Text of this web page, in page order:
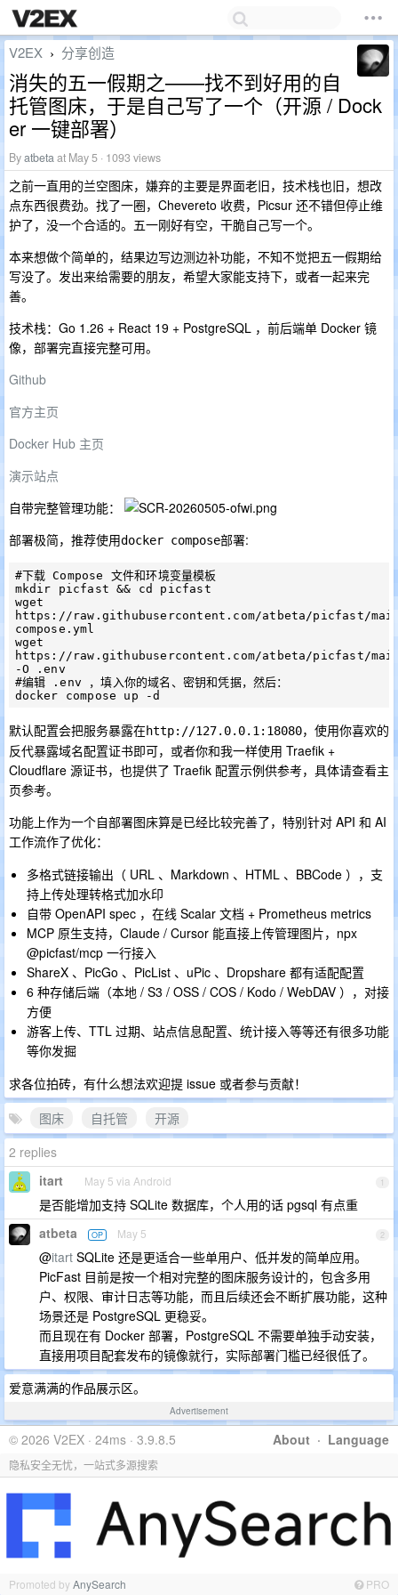
V2EX › 分享创造
消失的五一假期之——找不到好用的自
托管图床，于是自己写了一个（开源 / Dock
er 一键部署）
Byatbetaat May 5 · 1093 views
之前一直用的兰空图床，嫌弃的主要是界面老旧，技术栈也旧，想改
点东西很费劲。找了一圈，Chevereto 收费，Picsur 还不错但停止维
护了，没一个合适的。五一刚好有空，干脆自己写一个。
本来想做个简单的，结果边写边测边补功能，不知不觉把五一假期给
写没了。发出来给需要的朋友，希望大家能支持下，或者一起来完
善。
技术栈：Go 1.26 + React 19 + PostgreSQL ，前后端单 Docker 镜
像，部署完直接完整可用。
Github
官方主页
Docker Hub 主页
演示站点
自带完整管理功能：
部署极简，推荐使用docker compose部署:
#下载 Compose 文件和环境变量模板
mkdir picfast && cd picfast
wget
https://raw.githubusercontent.com/atbeta/picfast/
compose.yml
wget
https://raw.githubusercontent.com/atbeta/picfast/
-O .env
#编辑 .env ，填入你的域名、密钥和凭据，然后：
默认配置会把服务暴露在http://127.0.0.1:18080，使用你喜欢的
反代暴露域名配置证书即可，或者你和我一样使用 Traefik +
Cloudflare 源证书，也提供了 Traefik 配置示例供参考，具体请查看主
页参考。
功能上作为一个自部署图床算是已经比较完善了，特别针对 API 和 AI
工作流作了优化：
多格式链接输出（ URL 、Markdown 、HTML 、BBCode ），支
持上传处理转格式加水印
自带 OpenAPI spec ，在线 Scalar 文档 + Prometheus metrics
MCP 原生支持，Claude / Cursor 能直接上传管理图片，npx
@picfast/mcp 一行接入
ShareX 、PicGo 、PicList 、uPic 、Dropshare 都有适配配置
6 种存储后端（本地 / S3 / OSS / COS / Kodo / WebDAV ），对接
方便
游客上传、TTL 过期、站点信息配置、统计接入等等还有很多功能
等你发掘
求各位拍砖，有什么想法欢迎提 issue 或者参与贡献！
图床
自托管
开源
2 replies
1
itart May 5 via Android
是否能增加支持 SQLite 数据库，个人用的话 pgsql 有点重
2
atbeta OP May 5
@itart SQLite 还是更适合一些单用户、低并发的简单应用。
PicFast 目前是按一个相对完整的图床服务设计的，包含多用
户、权限、审计日志等功能，而且后续还会不断扩展功能，这种
场景还是 PostgreSQL 更稳妥。
而且现在有 Docker 部署，PostgreSQL 不需要单独手动安装，
直接用项目配套发布的镜像就行，实际部署门槛已经很低了。
爱意满满的作品展示区。
Advertisement
About · Language
© 2026 V2EX · 24ms · 3.9.8.5
隐私安全无忧，一站式多源搜索
Promoted byAnySearch PRO